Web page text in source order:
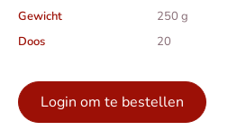
Gewicht
250 g
Doos
20
Login om te bestellen